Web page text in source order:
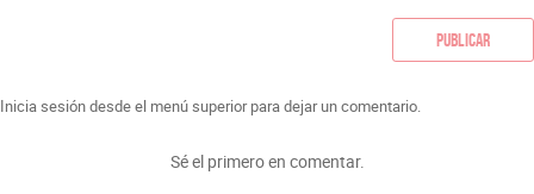
Publicar
Inicia sesión desde el menú superior para dejar un comentario.
Sé el primero en comentar.